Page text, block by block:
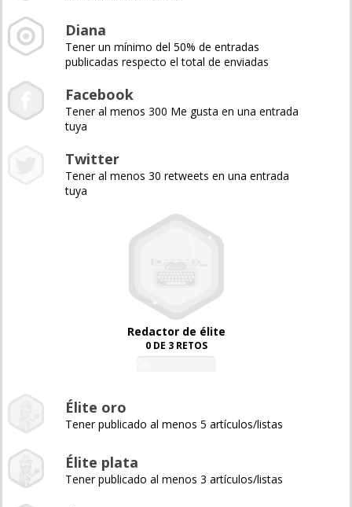
Diana
Tener un mínimo del 50% de entradas
publicadas respecto el total de enviadas
Facebook
Tener al menos 300 Me gusta en una entrada
tuya
Twitter
Tener al menos 30 retweets en una entrada
tuya
Redactor de élite
0 DE 3 RETOS
Élite oro
Tener publicado al menos 5 artículos/listas
Élite plata
Tener publicado al menos 3 artículos/listas